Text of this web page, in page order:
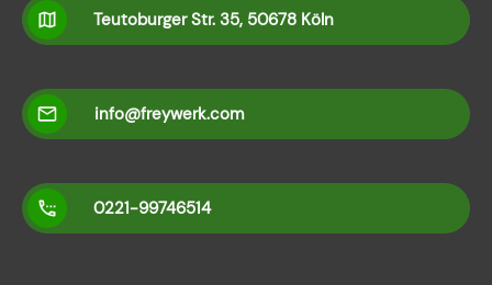
Teutoburger Str. 35, 50678 Köln
info@freywerk.com
0221-99746514